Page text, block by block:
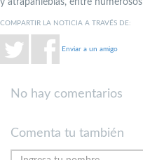
COMPARTIR LA NOTICIA A TRAVÉS DE:
Enviar a un amigo
No hay comentarios
Comenta tu también